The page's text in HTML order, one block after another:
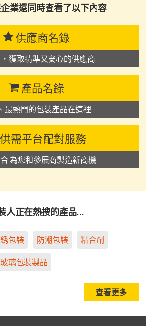
業還同時查看了以下內容
供應商名錄
獲取精準又安心的供應商
產品名錄
最熱門的包裝產品在這裡
供需平台配對服務
為您和參展商製造新商機
人正在熱搜的產品…
包裝 防潮包裝 粘合劑
玻璃包裝製品
查看更多